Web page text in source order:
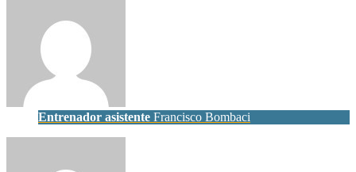
Entrenador asistente Francisco Bombaci